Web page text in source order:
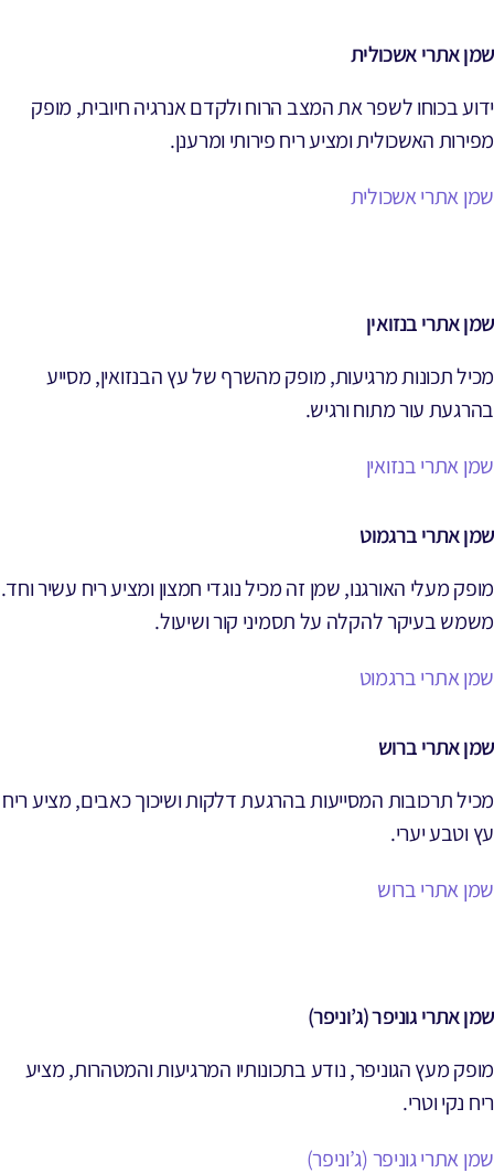
שמן אתרי אשכולית
ידוע בכוחו לשפר את המצב הרוח ולקדם אנרגיה חיובית, מופק
מפירות האשכולית ומציע ריח פירותי ומרענן.
שמן אתרי אשכולית
שמן אתרי בנזואין
מכיל תכונות מרגיעות, מופק מהשרף של עץ הבנזואין, מסייע
בהרגעת עור מתוח ורגיש.
שמן אתרי בנזואין
שמן אתרי ברגמוט
מופק מעלי האורגנו, שמן זה מכיל נוגדי חמצון ומציע ריח עשיר וחד.
משמש בעיקר להקלה על תסמיני קור ושיעול.
שמן אתרי ברגמוט
שמן אתרי ברוש
מכיל תרכובות המסייעות בהרגעת דלקות ושיכוך כאבים, מציע ריח
עץ וטבע יערי.
שמן אתרי ברוש
שמן אתרי גוניפר (ג’וניפר)
מופק מעץ הגוניפר, נודע בתכונותיו המרגיעות והמטהרות, מציע
ריח נקי וטרי.
שמן אתרי גוניפר (ג’וניפר)